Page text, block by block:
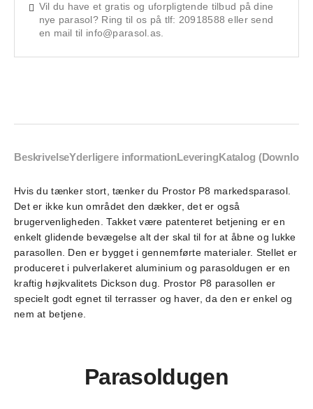
Vil du have et gratis og uforpligtende tilbud på dine
nye parasol? Ring til os på tlf: 20918588 eller send
en mail til info@parasol.as.
BeskrivelseYderligere informationLeveringKatalog
Hvis du tænker stort, tænker du Prostor P8 markedsparasol.
Det er ikke kun området den dækker, det er også
brugervenligheden. Takket være patenteret betjening er en
enkelt glidende bevægelse alt der skal til for at åbne og lukke
parasollen. Den er bygget i gennemførte materialer. Stellet er
produceret i pulverlakeret aluminium og parasoldugen er en
kraftig højkvalitets Dickson dug. Prostor P8 parasollen er
specielt godt egnet til terrasser og haver, da den er enkel og
nem at betjene.
Parasoldugen